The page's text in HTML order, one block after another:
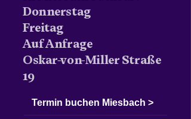
Donnerstag
Freitag
Auf Anfrage
Oskar-von-Miller Straße
19
Termin buchen Miesbach >